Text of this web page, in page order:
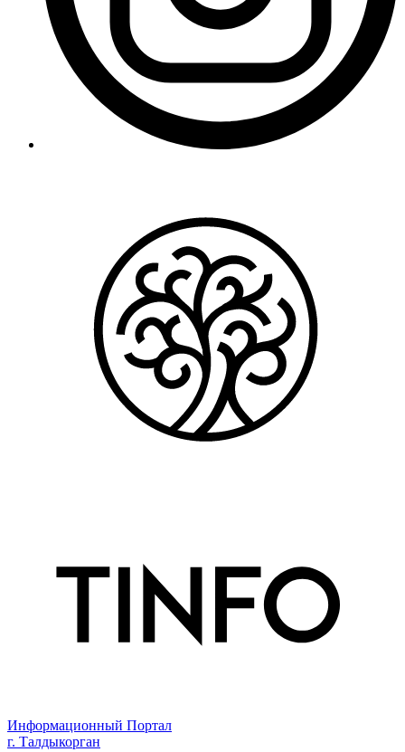
Информационный Портал
г. Талдыкорган